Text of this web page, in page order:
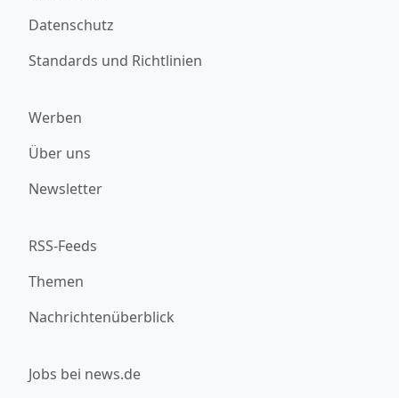
Datenschutz
Standards und Richtlinien
Werben
Über uns
Newsletter
RSS-Feeds
Themen
Nachrichtenüberblick
Jobs bei news.de